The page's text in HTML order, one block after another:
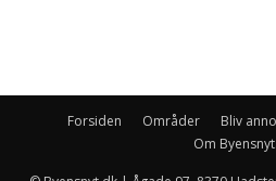
Forsiden Områder Bliv
Om